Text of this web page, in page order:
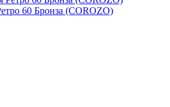
60 Бронза (COROZO)